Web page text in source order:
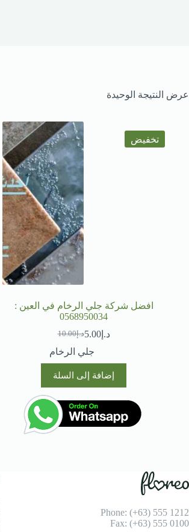
عرض النتيجة الوحيدة
تخفيض
افضل شركة جلي الرخام في العين :
0568950034
د.إ10.00
السعر
الأصلي
هو:
د.إ5.00السعر
الحالي
هو:
جلي الرخام
إضافة إلى السلة
Phone: (+63) 555 1212
Fax: (+63) 555 0100